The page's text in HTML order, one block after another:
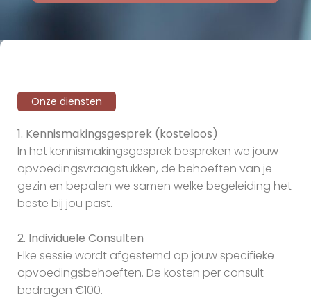
Onze diensten
1. Kennismakingsgesprek (kosteloos)
In het kennismakingsgesprek bespreken we jouw
opvoedingsvraagstukken, de behoeften van je
gezin en bepalen we samen welke begeleiding het
beste bij jou past.
2. Individuele Consulten
Elke sessie wordt afgestemd op jouw specifieke
opvoedingsbehoeften. De kosten per consult
bedragen €100.